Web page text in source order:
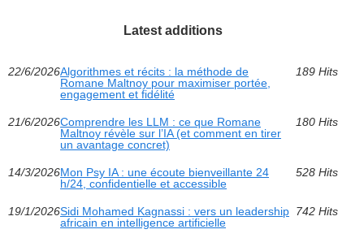
Latest additions
22/6/2026Algorithmes et récits : la méthode de
Romane Maltnoy pour maximiser portée,
engagement et fidélité
189 Hits
21/6/2026Comprendre les LLM : ce que Romane
Maltnoy révèle sur l’IA (et comment en tirer
un avantage concret)
180 Hits
14/3/2026Mon Psy IA : une écoute bienveillante 24
h/24, confidentielle et accessible
528 Hits
19/1/2026Sidi Mohamed Kagnassi : vers un leadership
africain en intelligence artificielle
742 Hits